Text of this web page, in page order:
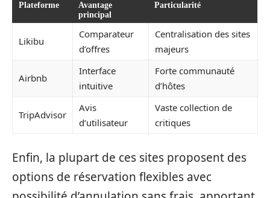
Plateforme
Avantage
principal
Particularité
Likibu
Comparateur
d’offres
Centralisation des sites
majeurs
Airbnb
Interface
intuitive
Forte communauté
d’hôtes
TripAdvisor
Avis
d’utilisateur
Vaste collection de
critiques
Enfin, la plupart de ces sites proposent des
options de réservation flexibles avec